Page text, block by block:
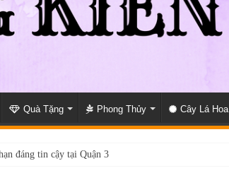
Quà Tặng Phong Thủy Cây Lá Hoa
đáng tin cậy tại Quận 3